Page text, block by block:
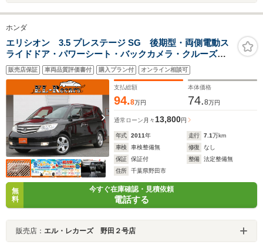
ホンダ
エリシオン 3.5 プレステージ SG 後期型・両側電動ス
ライドドア・パワーシート・バックカメラ・クルーズコ
ントロール・スマートキー・ハーフレザーシート・HIDヘ
ッドライト・オートA/C・ETC・純正18インチアルミ
販売店保証 車両品質評価書付 購入プラン付 オンライン相談可
支払総額
94.8万円
本体価格
74.8万円
通常ローン 月々 13,800円
年式 2011年 走行 7.1万km
車検
車検整備無 修復
なし
保証
保証付 整備
法定整備無
住所
千葉県野田市
無
料
今すぐ在庫確認・見積依頼
電話する
販売店： エル・レカーズ 野田２号店